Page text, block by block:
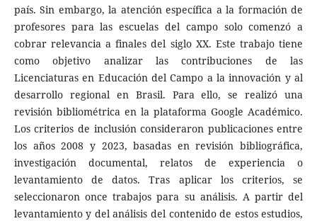
país. Sin embargo, la atención específica a la formación de
profesores para las escuelas del campo solo comenzó a
cobrar relevancia a finales del siglo XX. Este trabajo tiene
como objetivo analizar las contribuciones de las
Licenciaturas en Educación del Campo a la innovación y al
desarrollo regional en Brasil. Para ello, se realizó una
revisión bibliométrica en la plataforma Google Académico.
Los criterios de inclusión consideraron publicaciones entre
los años 2008 y 2023, basadas en revisión bibliográfica,
investigación documental, relatos de experiencia o
levantamiento de datos. Tras aplicar los criterios, se
seleccionaron once trabajos para su análisis. A partir del
levantamiento y del análisis del contenido de estos estudios,